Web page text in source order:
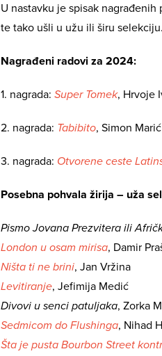
U nastavku je spisak
te tako ušli u užu ili širu selekciju.
Nagrađeni radovi za 2024:
1. nagrada: Super Tomek, Hrvoje
2. nagrada: Tabibito, Simon Marić
3. nagrada: Otvorene ceste
Posebna pohvala žirija – uža
Pismo Jovana Prezvitera ili
London u osam mirisa, Damir
Ništa ti ne brini, Jan Vržina
Levitiranje, Jefimija Medić
Divovi u senci patuljaka, Zorka
Sedmicom do Flushinga, Nihad
Šta je pusta Bourbon Street